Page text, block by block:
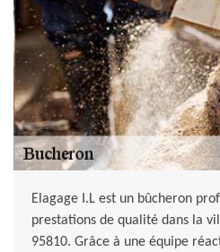
Elagage I.L est un bûcheron
prestations de qualité dans la
95810. Grâce à une équipe